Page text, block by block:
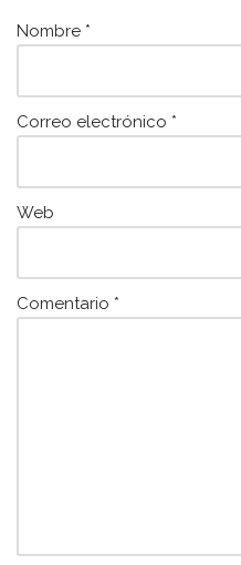
k
Nombre *
Correo electrónico *
Web
Comentario *